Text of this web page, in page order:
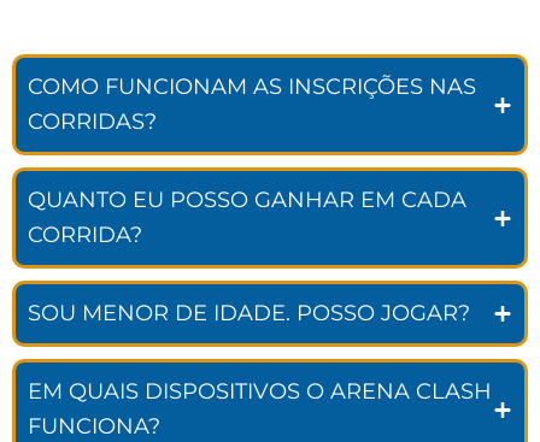
COMO FUNCIONAM AS INSCRIÇÕES NAS
CORRIDAS?
QUANTO EU POSSO GANHAR EM CADA
CORRIDA?
SOU MENOR DE IDADE. POSSO JOGAR?
EM QUAIS DISPOSITIVOS O ARENA CLASH
FUNCIONA?